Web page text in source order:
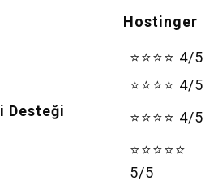
⭐⭐⭐⭐ 4/5
⭐⭐⭐⭐ 4/5
Desteği
⭐⭐⭐⭐ 4/5
⭐⭐⭐⭐⭐
5/5